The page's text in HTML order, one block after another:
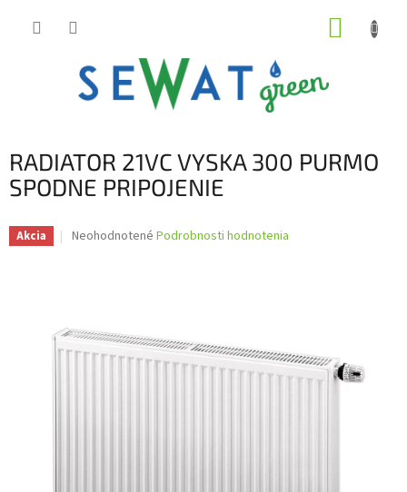
RADIATOR 21VC VYSKA 300 PURMO
SPODNE PRIPOJENIE
Akcia
Priemerné
5
hviezdičiek.
Neohodnotené Podrobnosti hodnotenia